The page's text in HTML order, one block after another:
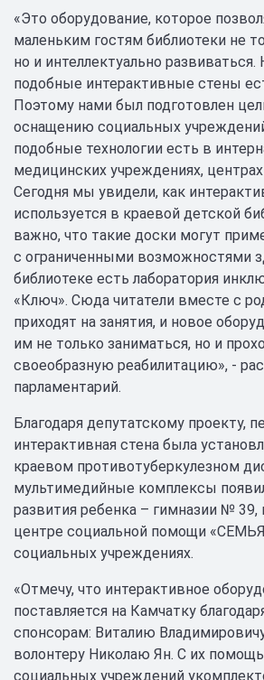
«Это оборудование, которое
маленьким гостям библиотеки не
но и интеллектуально
подобные интерактивные стены
Поэтому нами был подготовлен
оснащению социальных
подобные технологии есть в
медицинских учреждениях,
Сегодня мы увидели, как
используется в краевой детской
важно, что такие доски могут
с ограниченными возможностями
библиотеке есть лаборатория
«Ключ». Сюда читатели вместе с
приходят на занятия, и новое
им не только заниматься, но и
своеобразную реабилитацию», -
парламентарий.
Благодаря депутатскому проекту,
интерактивная стена была
краевом противотуберкулезном
мультимедийные комплексы
развития ребенка – гимназии № 39,
центре социальной помощи
социальных учреждениях.
«Отмечу, что интерактивное
поставляется на Камчатку
спонсорам: Виталию
волонтеру Николаю Ян. С их
социальных учреждений